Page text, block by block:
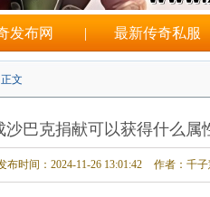
发布网 | 最新传奇私服
文
沙巴克捐献可以获得什么属
布时间：2024-11-26 13:01:42 作者：千